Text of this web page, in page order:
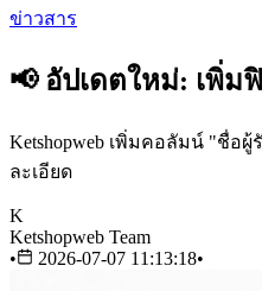
ข่าวสาร
📢 อัปเดตใหม่: เพิ่ม
Ketshopweb เพิ่มคอลัมน์ "ชื่อ
ละเอียด
K
Ketshopweb Team
•
2026-07-07 11:13:18•